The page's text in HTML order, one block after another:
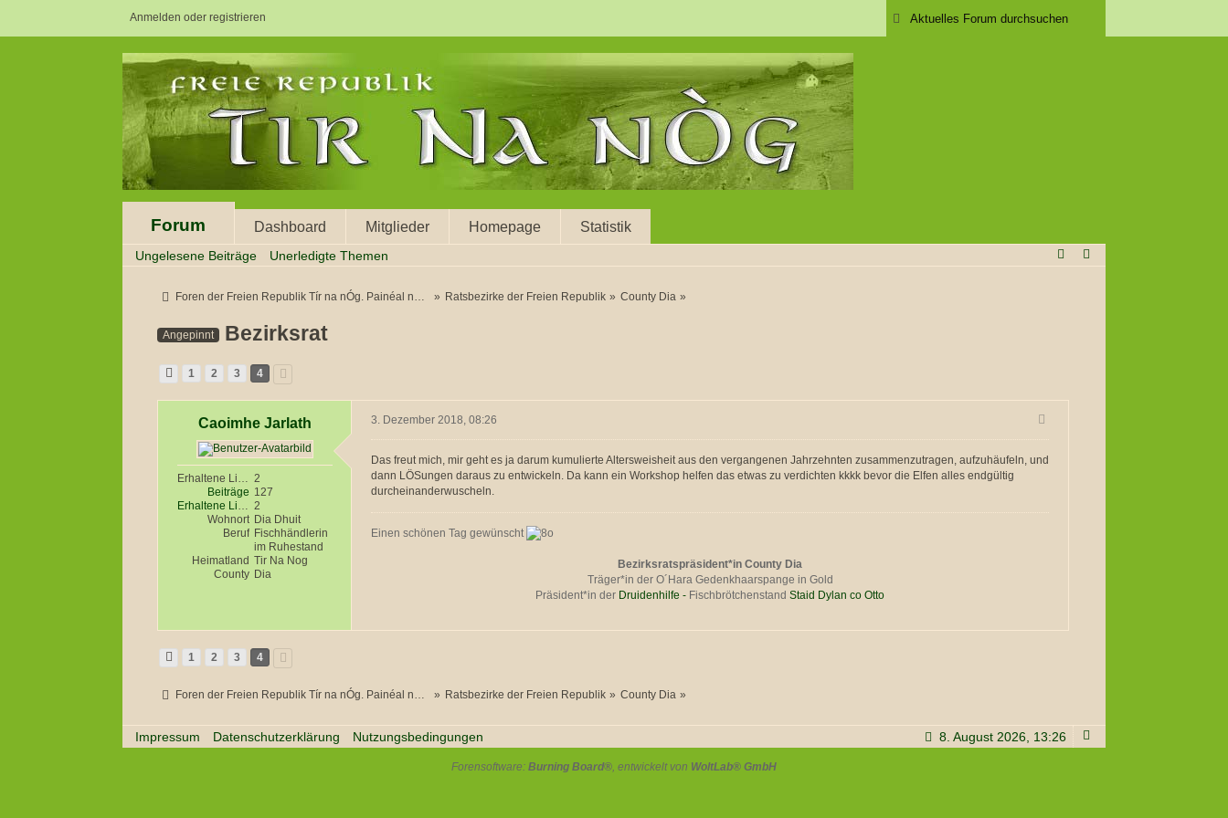
Anmelden oder registrieren
Forum Dashboard Mitglieder Homepage Statistik
Ungelesene Beiträge Unerledigte Themen
Foren der Freien Republik Tír na nÓg. Painéal na nÓgann. » Ratsbezirke der Freien Republik » County Dia »
Angepinnt Bezirksrat
1 2 3 4
Caoimhe Jarlath
2
Beiträge 127
2
Wohnort
Dia Dhuit
Beruf
Fischhändlerin
im Ruhestand
Heimatland Tir Na Nog
County
Dia
3. Dezember 2018, 08:26
Das freut mich, mir geht es ja darum kumulierte Altersweisheit aus den vergangenen Jahrzehnten zusammenzutragen, aufzuhäufeln, und
dann LÖSungen daraus zu entwickeln. Da kann ein Workshop helfen das etwas zu verdichten kkkk bevor die Elfen alles endgültig
durcheinanderwuscheln.
Einen schönen Tag gewünscht
Bezirksratspräsident*in County Dia
Träger*in der O´Hara Gedenkhaarspange in Gold
Präsident*in der Druidenhilfe - FischbrötchenstandStaid Dylan co Otto
1 2 3 4
Foren der Freien Republik Tír na nÓg. Painéal na nÓgann. » Ratsbezirke der Freien Republik » County Dia »
Impressum Datenschutzerklärung Nutzungsbedingungen 8. August 2026, 13:26
Forensoftware: Burning Board® , entwickelt von WoltLab® GmbH